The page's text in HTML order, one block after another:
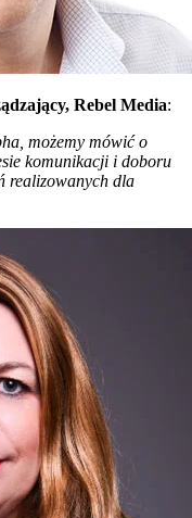
Rebel Media:
możemy mówić o
komunikacji i doboru
realizowanych dla